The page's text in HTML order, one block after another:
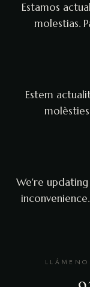
Estamos
molestias.
Estem
We're